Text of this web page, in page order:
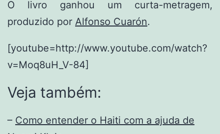
O livro ganhou um curta-metragem,
produzido por Alfonso Cuarón.
[youtube=http://www.youtube.com/watch?
v=Moq8uH_V-84]
Veja também:
– Como entender o Haiti com a ajuda de